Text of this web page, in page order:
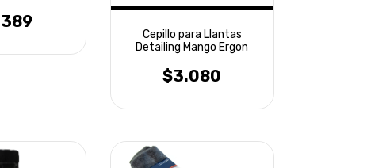
Cepillo para Llantas
Detailing Mango Ergon
$3.080